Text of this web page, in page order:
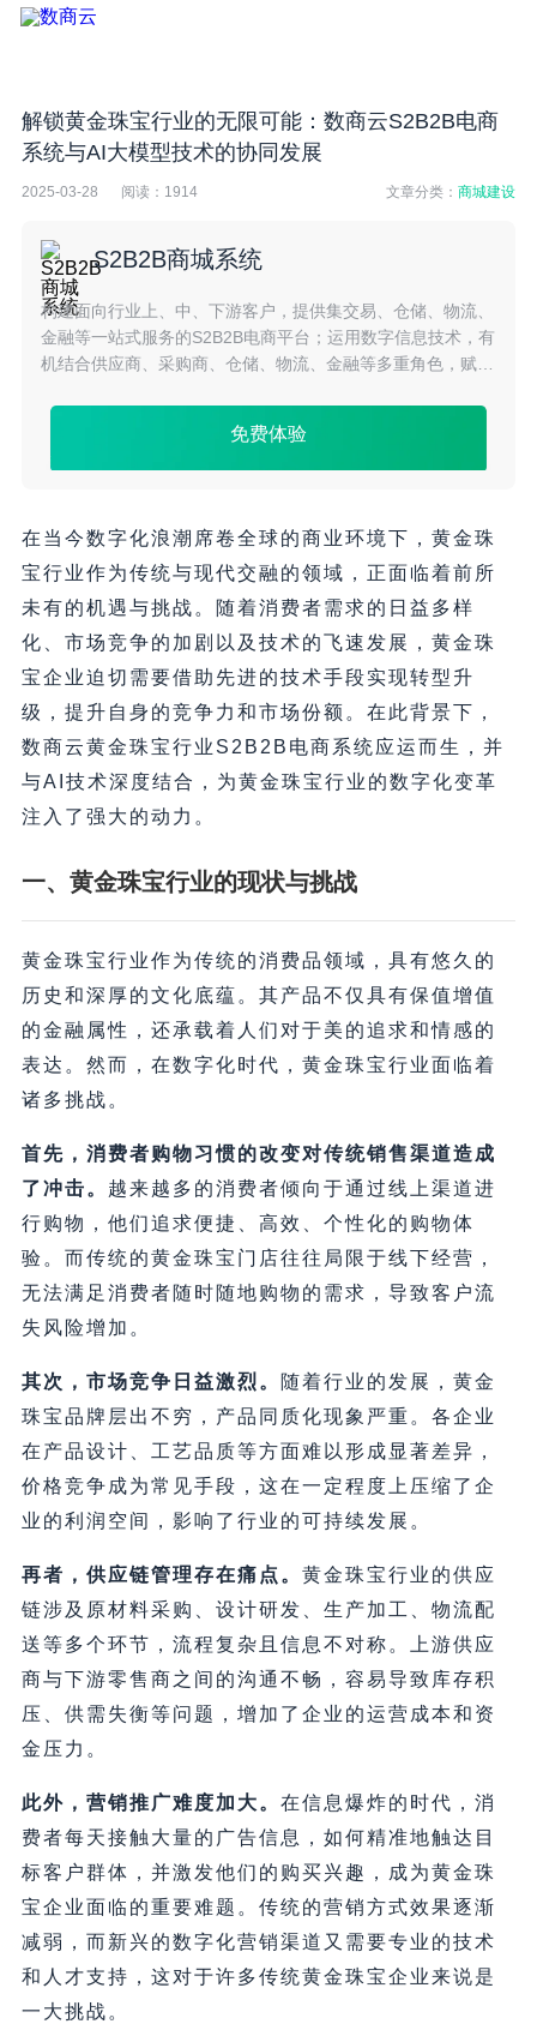
解锁黄金珠宝行业的无限可能：数商云S2B2B电商
系统与AI大模型技术的协同发展
2025-03-28 阅读： 1914 文章分类：商城建设
S2B2B商城系统
构建面向行业上、中、下游客户，提供集交易、仓储、物流、
金融等一站式服务的S2B2B电商平台；运用数字信息技术，有
机结合供应商、采购商、仓储、物流、金融等多重角色，赋能
免费体验
在当今数字化浪潮席卷全球的商业环境下，黄金珠
宝行业作为传统与现代交融的领域，正面临着前所
未有的机遇与挑战。随着消费者需求的日益多样
化、市场竞争的加剧以及技术的飞速发展，黄金珠
宝企业迫切需要借助先进的技术手段实现转型升
级，提升自身的竞争力和市场份额。在此背景下，
数商云黄金珠宝行业S2B2B电商系统应运而生，并
与AI技术深度结合，为黄金珠宝行业的数字化变革
注入了强大的动力。
一、黄金珠宝行业的现状与挑战
黄金珠宝行业作为传统的消费品领域，具有悠久的
历史和深厚的文化底蕴。其产品不仅具有保值增值
的金融属性，还承载着人们对于美的追求和情感的
表达。然而，在数字化时代，黄金珠宝行业面临着
诸多挑战。
首先，消费者购物习惯的改变对传统销售渠道造成
了冲击。 越来越多的消费者倾向于通过线上渠道进
行购物，他们追求便捷、高效、个性化的购物体
验。而传统的黄金珠宝门店往往局限于线下经营，
无法满足消费者随时随地购物的需求，导致客户流
失风险增加。
其次，市场竞争日益激烈。
随着行业的发展，黄金
珠宝品牌层出不穷，产品同质化现象严重。各企业
在产品设计、工艺品质等方面难以形成显著差异，
价格竞争成为常见手段，这在一定程度上压缩了企
业的利润空间，影响了行业的可持续发展。
再者，供应链管理存在痛点。 黄金珠宝行业的供应
链涉及原材料采购、设计研发、生产加工、物流配
送等多个环节，流程复杂且信息不对称。上游供应
商与下游零售商之间的沟通不畅，容易导致库存积
压、供需失衡等问题，增加了企业的运营成本和资
金压力。
此外，营销推广难度加大。 在信息爆炸的时代，消
费者每天接触大量的广告信息，如何精准地触达目
标客户群体，并激发他们的购买兴趣，成为黄金珠
宝企业面临的重要难题。传统的营销方式效果逐渐
减弱，而新兴的数字化营销渠道又需要专业的技术
和人才支持，这对于许多传统黄金珠宝企业来说是
一大挑战。